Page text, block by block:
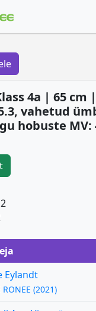
4a | 65 cm
vahetud
hobuste MV:
2
Eylandt
RONEE (2021)